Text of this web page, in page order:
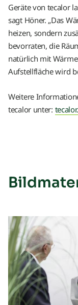
Geräte von tecalor
sagt Höner. „Das
heizen, sondern
bevorraten, die
natürlich mit
Aufstellfläche wird
Weitere
tecalor unter: